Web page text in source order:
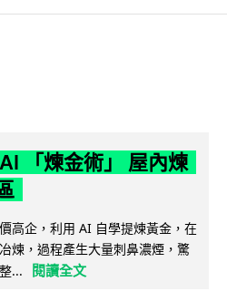
「煉金術」 屋內煉
高企，利用 AI 自學提煉黃金，在
煉，過程產生大量刺鼻濃煙，驚
...
閱讀全文